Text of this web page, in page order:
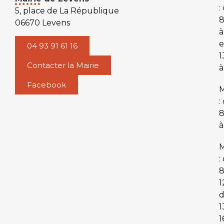
5, place de La République
06670 Levens
04 93 91 61 16
Contacter la Mairie
Facebook
:
:
: